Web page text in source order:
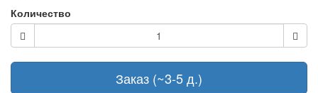
Количество
Заказ (~3-5 д.)